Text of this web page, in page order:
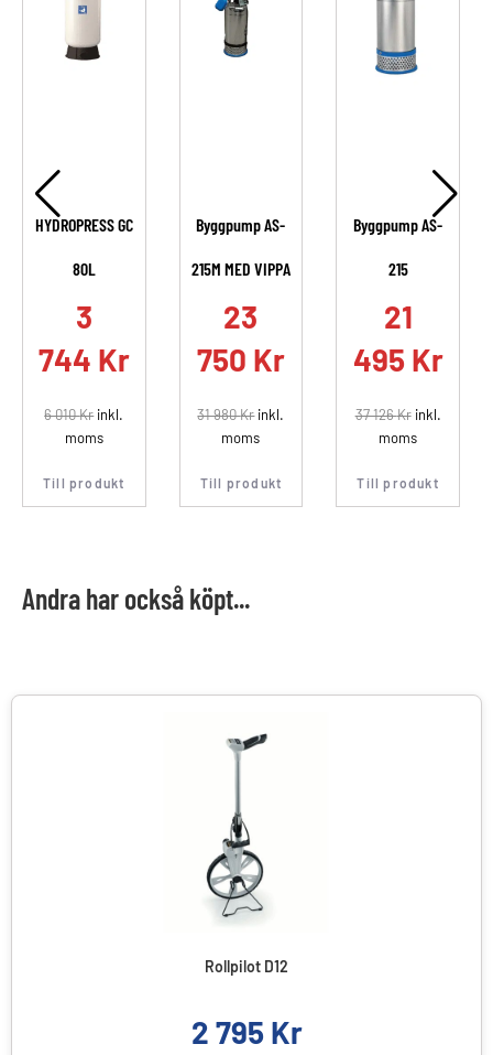
HYDROPRESS GC
80L
3
744 Kr
6 010Krinkl.
moms
Till produkt
Byggpump AS-
215M MED VIPPA
23
750 Kr
31 980Krinkl.
moms
Till produkt
Byggpump AS-
215
21
495 Kr
37 126Krinkl.
moms
Till produkt
Andra har också köpt...
Rollpilot D12
2 795 Kr